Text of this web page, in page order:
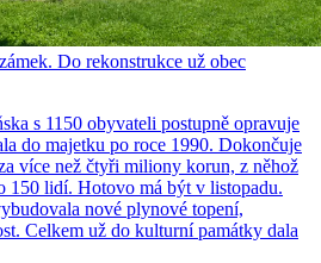
Do rekonstrukce už obec
s 1150 obyvateli postupně opravuje
do majetku po roce 1990. Dokončuje
více než čtyři miliony korun, z něhož
150 lidí. Hotovo má být v listopadu.
nové plynové topení,
Celkem už do kulturní památky dala